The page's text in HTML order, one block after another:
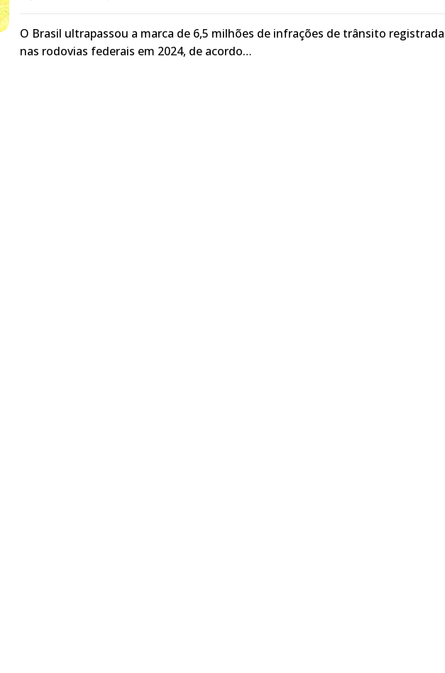
O Brasil ultrapassou a marca de 6,5 milhões de infrações de trânsito
nas rodovias federais em 2024, de acordo…